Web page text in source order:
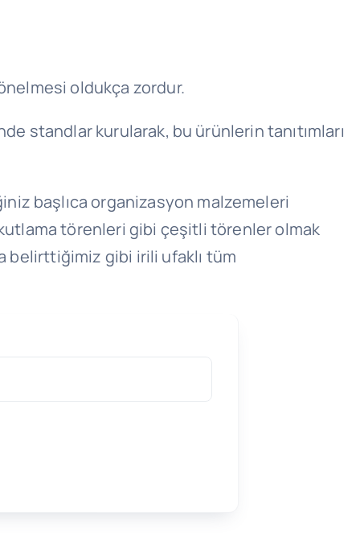
oldukça zordur.
standlar kurularak, bu ürünlerin tanıtımları
başlıca organizasyon malzemeleri
törenleri gibi çeşitli törenler olmak
belirttiğimiz gibi irili ufaklı tüm